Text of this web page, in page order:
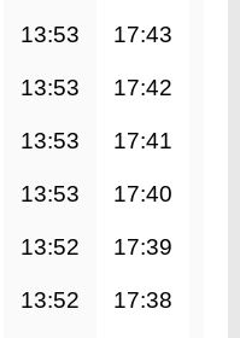
13:53 17:43
13:53 17:42
13:53 17:41
13:53 17:40
13:52 17:39
13:52 17:38